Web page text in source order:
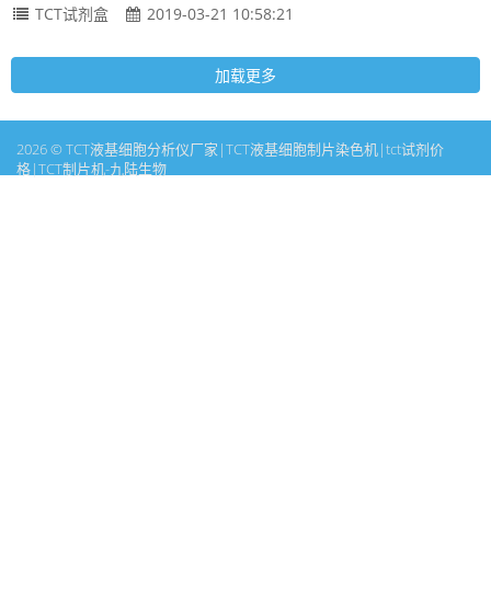
TCT试剂盒 2019-03-21 10:58:21
加载更多
2026 © TCT液基细胞分析仪厂家|TCT液基细胞制片染色机|tct试剂价
格|TCT制片机-九陆生物